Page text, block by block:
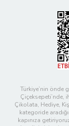
Türkiye’nin önde
Çiçeksepeti’nde,
Çikolata, Hediye,
kategoride
kapınıza